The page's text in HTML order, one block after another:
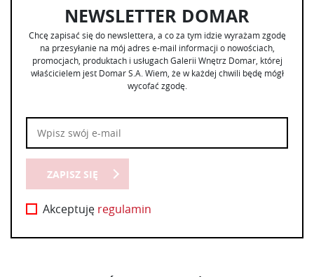
NEWSLETTER DOMAR
Chcę zapisać się do newslettera, a co za tym idzie wyrażam zgodę
na przesyłanie na mój adres e-mail informacji o nowościach,
promocjach, produktach i usługach Galerii Wnętrz Domar, której
właścicielem jest Domar S.A. Wiem, że w każdej chwili będę mógł
wycofać zgodę.
ZAPISZ SIĘ
Akceptuję regulamin